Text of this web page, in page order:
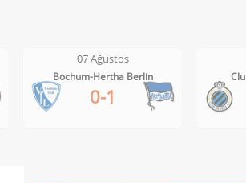
07 Ağustos
Bochum-Hertha Berlin
0-1